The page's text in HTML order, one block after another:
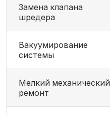
Замена клапана
шредера
Вакуумирование
системы
Мелкий механический
ремонт